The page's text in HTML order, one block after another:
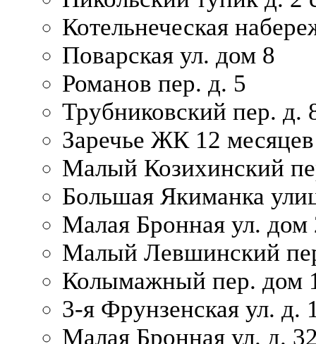
Котельнеческая
Поварская ул. дом 8
Романов пер. д. 5
Трубниковский пер. д.
Заречье ЖК 12 месяцев
Малый Козихинский
Большая Якиманка
Малая Бронная ул. дом
Малый Левшинский
Колымажный пер. дом
3-я Фрунзенская ул. д.
Малая Бронная ул. д.